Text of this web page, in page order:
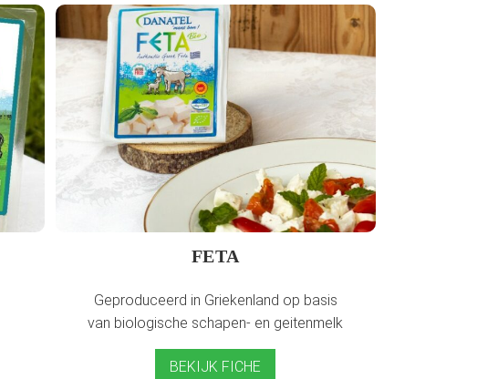
FETA
Geproduceerd in Griekenland op basis
van biologische schapen- en geitenmelk
BEKIJK FICHE